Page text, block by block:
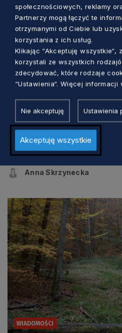
WIADOMOŚCI
Super Dzielnicowy
bohatera swojej
Anna Skrzynecka
WIADOMOŚCI
społecznościowych, reklamy
Partnerzy mogą łączyć te
otrzymanymi od Ciebie lub
korzystania z ich usług.
Klikając “Akceptuję wszystkie“,
korzystali ze wszystkich
zdecydować, które rodzaje
“Ustawienia“. Więcej informacji
Nie akceptuję Ustawienia
Akceptuję wszystkie